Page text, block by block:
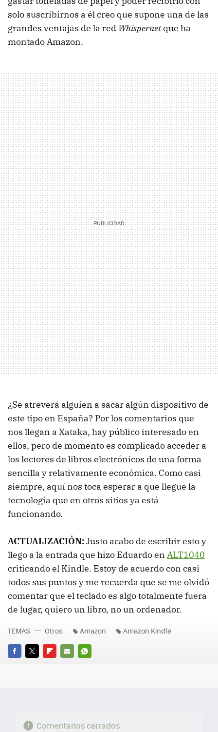
solo suscribirnos a él creo que supone una de las
grandes ventajas de la red Whispernetque ha
montado Amazon.
¿Se atreverá alguien a sacar algún dispositivo de
este tipo en España? Por los comentarios que
nos llegan a Xataka, hay público interesado en
ellos, pero de momento es complicado acceder a
los lectores de libros electrónicos de una forma
sencilla y relativamente económica. Como casi
siempre, aquí nos toca esperar a que llegue la
tecnología que en otros sitios ya está
funcionando.
ACTUALIZACIÓN:Justo acabo de escribir esto y
llego a la entrada que hizo Eduardo en ALT1040
criticando el Kindle. Estoy de acuerdo con casi
todos sus puntos y me recuerda que se me olvidó
comentar que el teclado es algo totalmente fuera
de lugar, quiero un libro, no un ordenador.
FACEBOOK
TWITTERFLIPBOARD
E-
WHATSAPP
TEMAS Otros Amazon Amazon Kindle
Comentarios cerrados